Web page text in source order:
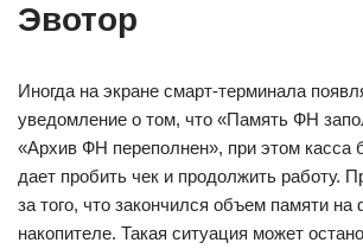
Эвотор
Иногда на экране смарт-терминала
уведомление о том, что «Память ФН
«Архив ФН переполнен», при этом касса
дает пробить чек и продолжить работу.
за того, что закончился объем памяти
накопителе. Такая ситуация может